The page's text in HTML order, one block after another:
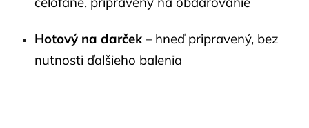
Hotový na darček – hneď pripravený, bez
nutnosti ďalšieho balenia